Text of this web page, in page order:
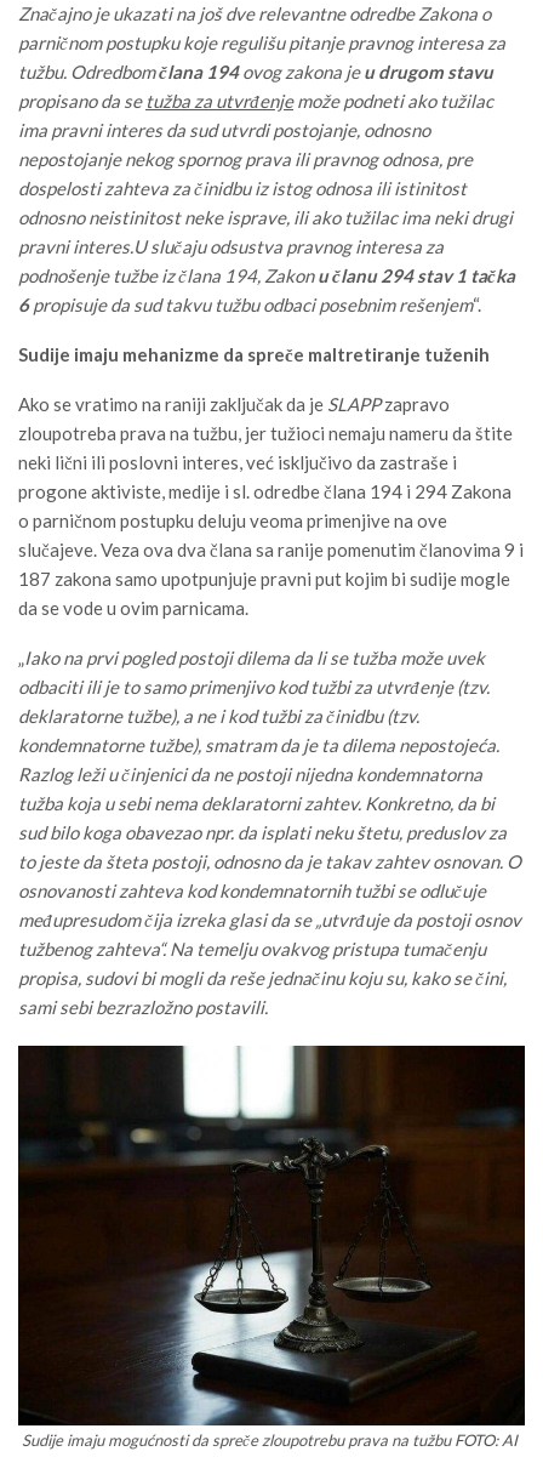
Značajno je ukazati na još dve relevantne odredbe Zakona o
parničnom postupku koje regulišu pitanje pravnog interesa za
tužbu. Odredbomčlana 194ovog zakona jeu drugom stavu
propisano da se tužba za utvrđenjemože podneti ako tužilac
ima pravni interes da sud utvrdi postojanje, odnosno
nepostojanje nekog spornog prava ili pravnog odnosa, pre
dospelosti zahteva za činidbu iz istog odnosa ili istinitost
odnosno neistinitost neke isprave, ili ako tužilac ima neki drugi
pravni interes.U slučaju odsustva pravnog interesa za
podnošenje tužbe iz člana 194, Zakonu članu 294 stav 1 tačka
6propisuje da sud takvu tužbu odbaci posebnim rešenjem“.
Sudije imaju mehanizme da spreče maltretiranje tuženih
Ako se vratimo na raniji zaključak da je SLAPPzapravo
zloupotreba prava na tužbu, jer tužioci nemaju nameru da štite
neki lični ili poslovni interes, već isključivo da zastraše i
progone aktiviste, medije i sl. odredbe člana 194 i 294 Zakona
o parničnom postupku deluju veoma primenjive na ove
slučajeve. Veza ova dva člana sa ranije pomenutim članovima 9 i
187 zakona samo upotpunjuje pravni put kojim bi sudije mogle
da se vode u ovim parnicama.
„Iako na prvi pogled postoji dilema da li se tužba može uvek
odbaciti ili je to samo primenjivo kod tužbi za utvrđenje (tzv.
deklaratorne tužbe), a ne i kod tužbi za činidbu (tzv.
kondemnatorne tužbe), smatram da je ta dilema nepostojeća.
Razlog leži u činjenici da ne postoji nijedna kondemnatorna
tužba koja u sebi nema deklaratorni zahtev. Konkretno, da bi
sud bilo koga obavezao npr. da isplati neku štetu, preduslov za
to jeste da šteta postoji, odnosno da je takav zahtev osnovan. O
osnovanosti zahteva kod kondemnatornih tužbi se odlučuje
međupresudom čija izreka glasi da se „utvrđuje da postoji osnov
tužbenog zahteva“. Na temelju ovakvog pristupa tumačenju
propisa, sudovi bi mogli da reše jednačinu koju su, kako se čini,
sami sebi bezrazložno postavili.
Sudije imaju mogućnosti da spreče zloupotrebu prava na tužbu FOTO: AI